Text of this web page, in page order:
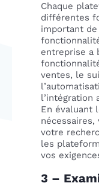
Chaque
différentes
important
entreprise a
ventes, le
l’intégration
En évaluant
votre
les
vos
3 –